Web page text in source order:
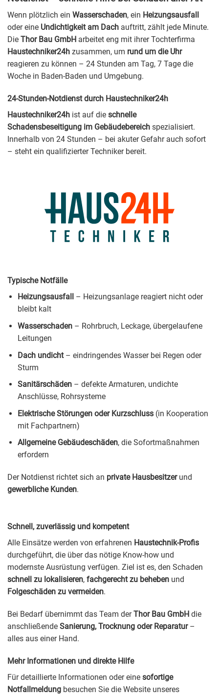
Wenn plötzlich ein Wasserschaden, ein Heizungsausfall
oder eine Undichtigkeit am Dach auftritt, zählt jede Minute.
Die Thor Bau GmbH arbeitet eng mit ihrer Tochterfirma
Haustechniker24h zusammen, um rund um die Uhr
reagieren zu können – 24 Stunden am Tag, 7 Tage die
Woche in Baden-Baden und Umgebung.
24-Stunden-Notdienst durch Haustechniker24h
Haustechniker24h ist auf die schnelle
Schadensbeseitigung im Gebäudebereich spezialisiert.
Innerhalb von 24 Stunden – bei akuter Gefahr auch sofort
– steht ein qualifizierter Techniker bereit.
Typische Notfälle
Heizungsausfall
– Heizungsanlage reagiert nicht oder
bleibt kalt
Wasserschaden– Rohrbruch, Leckage, übergelaufene
Leitungen
Dach undicht– eindringendes Wasser bei Regen oder
Sturm
Sanitärschäden– defekte Armaturen, undichte
Anschlüsse, Rohrsysteme
Elektrische Störungen oder Kurzschluss(in Kooperation
mit Fachpartnern)
Allgemeine Gebäudeschäden, die Sofortmaßnahmen
erfordern
Der Notdienst richtet sich an private Hausbesitzerund
gewerbliche Kunden.
Schnell, zuverlässig und kompetent
Alle Einsätze werden von erfahrenen Haustechnik-Profis
durchgeführt, die über das nötige Know-how und
modernste Ausrüstung verfügen. Ziel ist es, den Schaden
schnell zu lokalisieren, fachgerecht zu beheben und
Folgeschäden zu vermeiden.
Bei Bedarf übernimmt das Team derThor Bau GmbH die
anschließende Sanierung, Trocknung oder Reparatur–
alles aus einer Hand.
Mehr Informationen und direkte Hilfe
Für detaillierte Informationen oder eine sofortige
Notfallmeldung besuchen Sie die Website unseres